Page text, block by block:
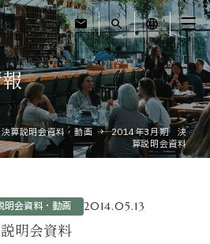
mail search language
決算説明会資料・動画
2014年3月期 決
算説明会資料
明会資料・動画 2014.05.13
明会資料